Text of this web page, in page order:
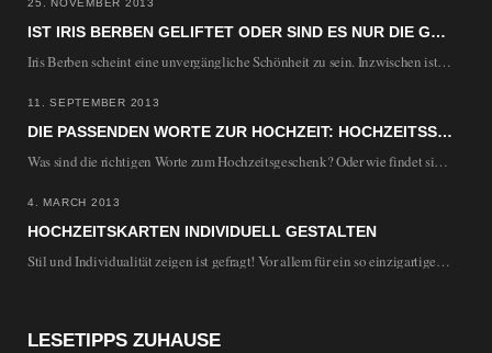
25. NOVEMBER 2013
IST IRIS BERBEN GELIFTET ODER SIND ES NUR DIE GUTEN GENE?
Iris Berben scheint eine unvergängliche Schönheit zu sein. Inzwischen ist Iris Berben schon 63 Jahre…
11. SEPTEMBER 2013
DIE PASSENDEN WORTE ZUR HOCHZEIT: HOCHZEITSSPRUCH UND HOCHZEITSGEDICHT
Was sind die richtigen Worte zum Hochzeitsgeschenk? Oder wie findet sich ein eine gute Vorlage…
4. MARCH 2013
HOCHZEITSKARTEN INDIVIDUELL GESTALTEN
Stil und Individualität zeigen ist gefragt! Vor allem für ein so einzigartiges und unvergessliches Ereignis…
LESETIPPS ZUHAUSE